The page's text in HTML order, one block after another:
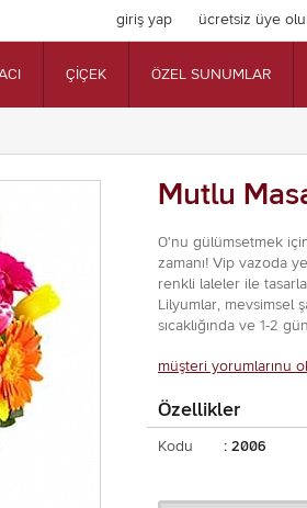
giriş yap ücretsiz üye
ÇİÇEK ÖZEL SUNUMLAR
Mutlu
O'nu gülümsetmek
zamanı! Vip vazoda
renkli laleler ile
Lilyumlar, mevsimsel
sıcaklığında ve 1-2
müşteri yorumlarınu
Özellikler
Kodu : 2006